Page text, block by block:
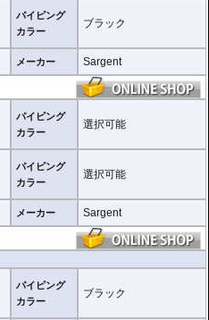
を採用
も疲れない
をサイドに設置
ロジーで高圧力点の圧力を分散し疲労
使用せず、硬さ、衝撃吸収等に優れた
確保
付 完全互換
可能
カーボン風 CarbonFX
フリー Duratex
CarbonFX
CarbonFX
Duratex
Duratex
パイピング
カラー
ブラック
メーカー Sargent
パイピング
カラー
選択可能
パイピング
カラー
選択可能
メーカー Sargent
パイピング
カラー
ブラック